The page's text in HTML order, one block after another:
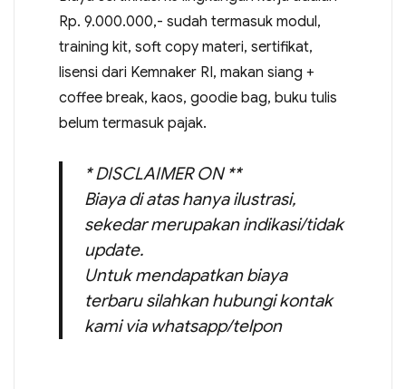
Rp. 9.000.000,- sudah termasuk modul,
training kit, soft copy materi, sertifikat,
lisensi dari Kemnaker RI, makan siang +
coffee break, kaos, goodie bag, buku tulis
belum termasuk pajak.
* DISCLAIMER ON **
Biaya di atas hanya ilustrasi,
sekedar merupakan indikasi/tidak
update.
Untuk mendapatkan biaya
terbaru silahkan hubungi kontak
kami via whatsapp/telpon